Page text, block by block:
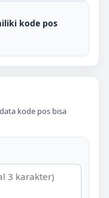
kode pos
kode pos bisa